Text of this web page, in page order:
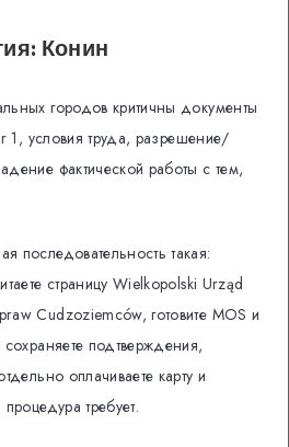
Конин
городов критичны документы
1, условия труда, разрешение/
фактической работы с тем,
последовательность такая:
страницу Wielkopolski Urząd
Cudzoziemców, готовите MOS и
подтверждения,
оплачиваете карту и
требует.